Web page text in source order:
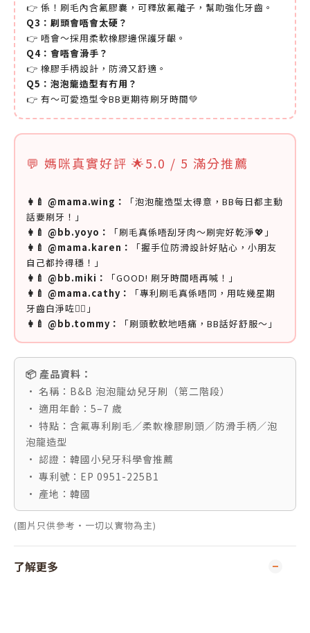
👉 係！刷毛內含氟膠囊，可釋放氟離子，幫助強化牙齒。
Q3：刷頭會唔會太硬？
👉 唔會～採用柔軟橡膠邊保護牙齦。
Q4：會唔會滑手？
👉 橡膠手柄設計，防滑又舒適。
Q5：泡泡龍造型有冇用？
👉 有～可愛造型令BB更期待刷牙時間💚
💬 媽咪真實好評 🌟5.0 / 5 滿分推薦
👩‍🍼 @mama.wing：
「泡泡龍造型太得意，BB每日都主動
話要刷牙！」
👩‍🍼 @bb.yoyo：
「刷毛真係唔刮牙肉～刷完好乾淨💖」
👩‍🍼 @mama.karen：
「握手位防滑設計好貼心，小朋友
自己都拎得穩！」
👩‍🍼 @bb.miki：
「GOOD! 刷牙時間唔再喊！」
👩‍🍼 @mama.cathy：
「專利刷毛真係唔同，用咗幾星期
牙齒白淨咗👍🏻」
👩‍🍼 @bb.tommy：
「刷頭軟軟地唔痛，BB話好舒服～」
📦 產品資料：
• 名稱：B&B 泡泡龍幼兒牙刷（第二階段）
• 適用年齡：5–7 歲
• 特點：含氟專利刷毛／柔軟橡膠刷頭／防滑手柄／泡
泡龍造型
• 認證：韓國小兒牙科學會推薦
• 專利號：EP 0951-225B1
• 產地：韓國
(圖片只供參考・一切以實物為主)
了解更多